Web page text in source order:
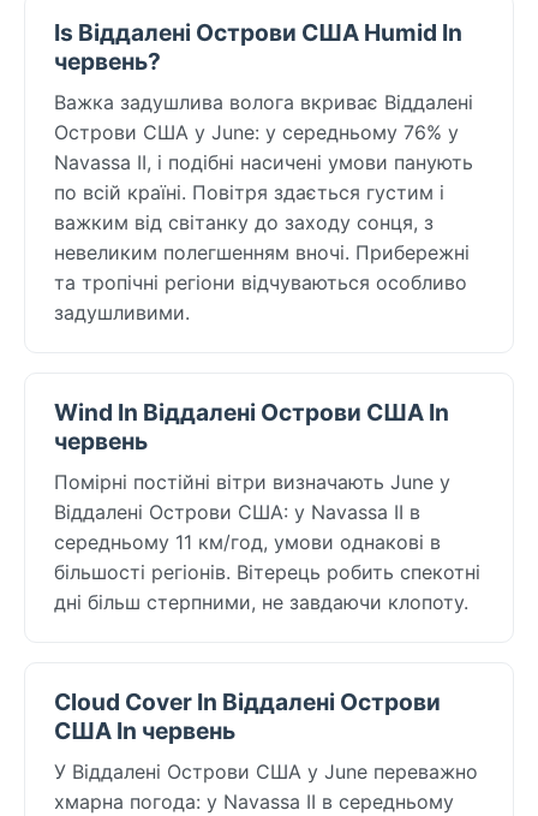
Is Віддалені Острови США Humid In
червень?
Важка задушлива волога вкриває Віддалені
Острови США у June: у середньому 76% у
Navassa II, і подібні насичені умови панують
по всій країні. Повітря здається густим і
важким від світанку до заходу сонця, з
невеликим полегшенням вночі. Прибережні
та тропічні регіони відчуваються особливо
задушливими.
Wind In Віддалені Острови США In
червень
Помірні постійні вітри визначають June у
Віддалені Острови США: у Navassa II в
середньому 11 км/год, умови однакові в
більшості регіонів. Вітерець робить спекотні
дні більш стерпними, не завдаючи клопоту.
Cloud Cover In Віддалені Острови
США In червень
У Віддалені Острови США у June переважно
хмарна погода: у Navassa II в середньому